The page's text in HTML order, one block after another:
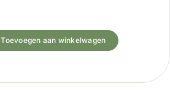
Toevoegen aan winkelwagen